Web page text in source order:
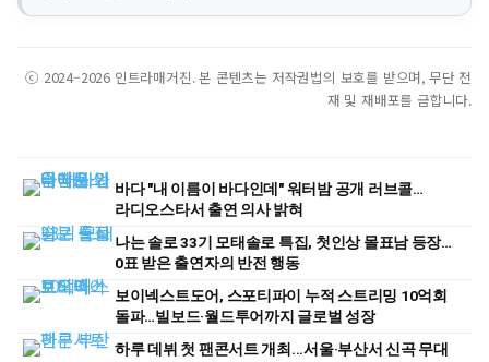
ⓒ 2024–2026 인트라매거진. 본 콘텐츠는 저작권법의 보호를 받으며, 무단 전
재 및 재배포를 금합니다.
바다 "내 이름이 바다인데" 워터밤 공개 러브콜…
라디오스타서 출연 의사 밝혀
나는 솔로 33기 모태솔로 특집, 첫인상 몰표남 등장…
0표 받은 출연자의 반전 행동
보이넥스트도어, 스포티파이 누적 스트리밍 10억회
돌파…빌보드·월드투어까지 글로벌 성장
하루 데뷔 첫 팬콘서트 개최...서울·부산서 신곡 무대